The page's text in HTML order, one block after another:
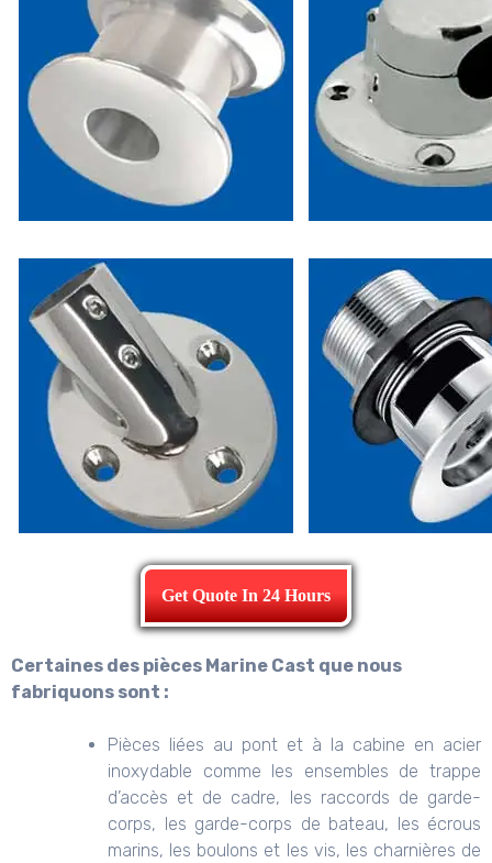
Get Quote In 24 Hours
Certaines des pièces Marine Cast que nous
fabriquons sont :
Pièces liées au pont et à la cabine en acier
inoxydable comme les ensembles de trappe
d’accès et de cadre, les raccords de garde-
corps, les garde-corps de bateau, les écrous
marins, les boulons et les vis, les charnières de